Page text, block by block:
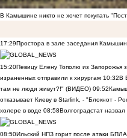
В Камышине никто не хочет покупать
17:29Простора в зале заседания
15:20Певицу Елену Тополю из Запорожья
израненных отправили к хирургам 10:32В
там не люди живут?!" (ВИДЕО) 09:52
отказывает Киеву в Starlink, - "Блокнот -
холере в воде 08:58Волгоградстат
08:50Ильский НПЗ горит после атаки